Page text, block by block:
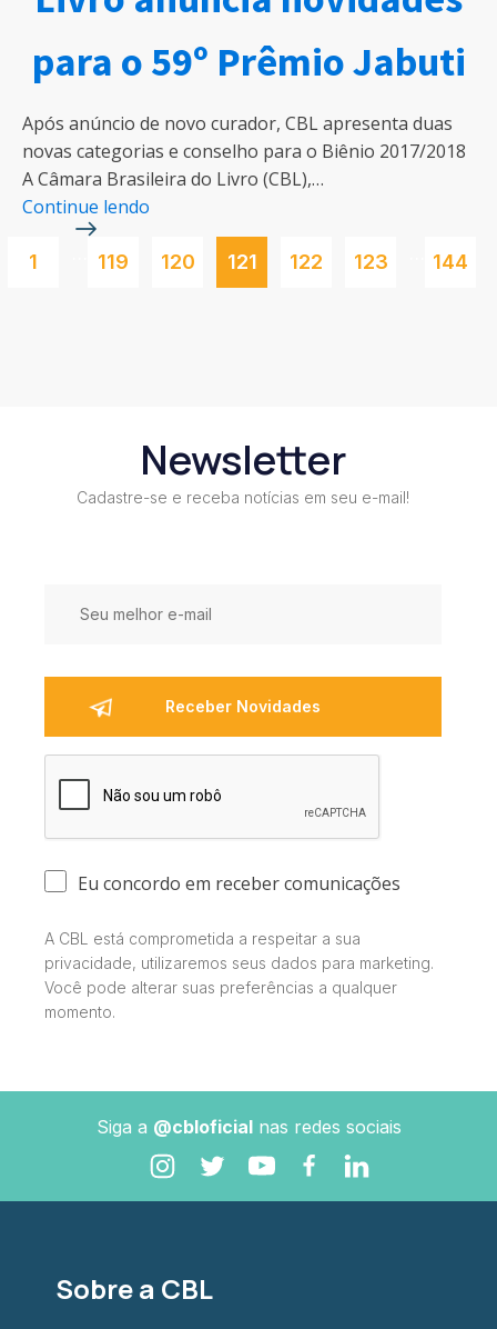
para o 59º Prêmio Jabuti
Após anúncio de novo curador, CBL apresenta duas
novas categorias e conselho para o Biênio 2017/2018
A Câmara Brasileira do Livro (CBL),…
Continue lendo
1 119 120 121 122 123 144
Newsletter
Cadastre-se e receba notícias em seu e-mail!
Eu concordo em receber comunicações
A CBL está comprometida a respeitar a sua
privacidade, utilizaremos seus dados para marketing.
Você pode alterar suas preferências a qualquer
momento.
Siga a @cbloficialnas redes sociais
Sobre a CBL